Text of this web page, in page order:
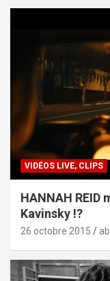
VIDÉOS LIVE, CLIPS
HANNAH REID
Kavinsky !?
26 octobre 2015